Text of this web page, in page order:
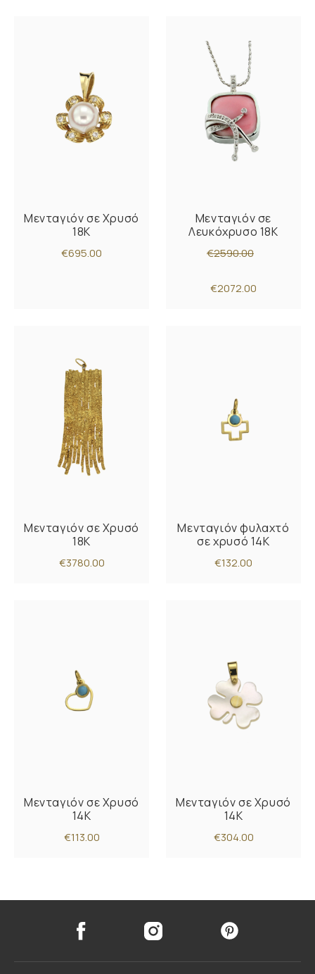
Μενταγιόν σε Χρυσό
18K
€695.00
Μενταγιόν σε
Λευκόχρυσο 18K
€2590.00
€2072.00
Μενταγιόν σε Χρυσό
18K
€3780.00
Μενταγιόν φυλαχτό
σε χρυσό 14K
€132.00
Μενταγιόν σε Χρυσό
14K
€113.00
Μενταγιόν σε Χρυσό
14K
€304.00